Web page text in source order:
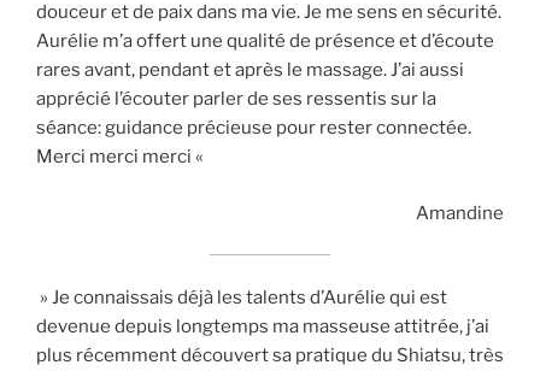
douceur et de paix dans ma vie. Je me sens en sécurité.
Aurélie m’a offert une qualité de présence et d’écoute
rares avant, pendant et après le massage. J’ai aussi
apprécié l’écouter parler de ses ressentis sur la
séance: guidance précieuse pour rester connectée.
Merci merci merci «
Amandine
» Je connaissais déjà les talents d’Aurélie qui est
devenue depuis longtemps ma masseuse attitrée, j’ai
plus récemment découvert sa pratique du Shiatsu, très